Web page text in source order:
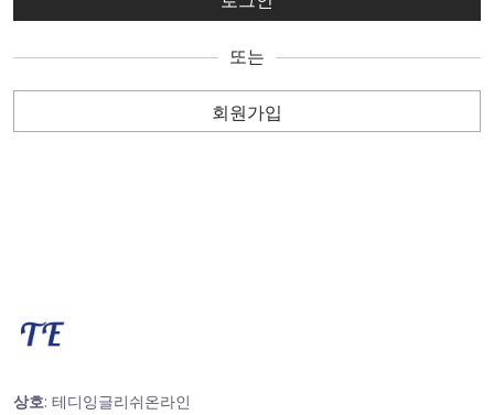
또는
회원가입
상호: 테디잉글리쉬온라인